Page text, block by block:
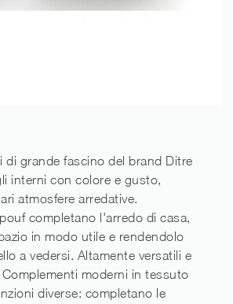
di grande fascino del brand Ditre
interni con colore e gusto,
atmosfere arredative.
completano l'arredo di casa,
in modo utile e rendendolo
a vedersi. Altamente versatili e
moderni in tessuto
diverse: completano le